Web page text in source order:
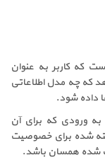
که کاربر به عنوان
که چه مدل اطلاعاتی
داده شود.
به ورودی که برای آن
شده برای خصوصیت
شده همسان باشد.